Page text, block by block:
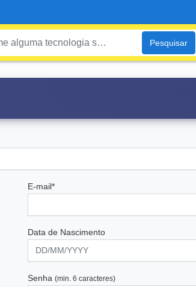
Pesquisar
E-mail*
Data de Nascimento
Senha(min. 6 caracteres)